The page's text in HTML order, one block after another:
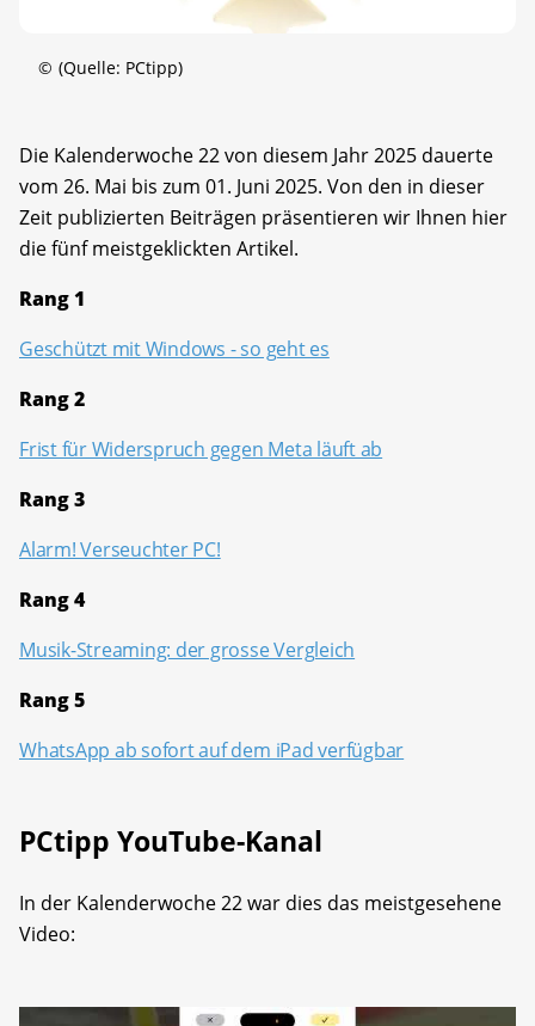
© (Quelle: PCtipp)
Die Kalenderwoche 22 von diesem Jahr 2025 dauerte
vom 26. Mai bis zum 01. Juni 2025. Von den in dieser
Zeit publizierten Beiträgen präsentieren wir Ihnen hier
die fünf meistgeklickten Artikel.
Rang 1
Geschützt mit Windows - so geht es
Rang 2
Frist für Widerspruch gegen Meta läuft ab
Rang 3
Alarm! Verseuchter PC!
Rang 4
Musik-Streaming: der grosse Vergleich
Rang 5
WhatsApp ab sofort auf dem iPad verfügbar
PCtipp YouTube-Kanal
In der Kalenderwoche 22 war dies das meistgesehene
Video: